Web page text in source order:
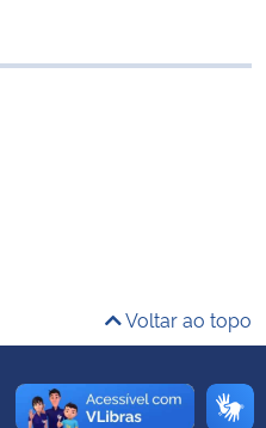
Voltar ao topo